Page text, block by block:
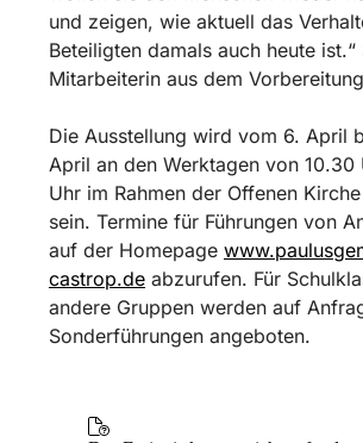
und zeigen, wie aktuell das
Beteiligten damals auch heute ist.“
Mitarbeiterin aus dem
Die Ausstellung wird vom 6. April
April an den Werktagen von 10.30
Uhr im Rahmen der Offenen
sein. Termine für Führungen von
auf der Homepage
castrop.de abzurufen. Für
andere Gruppen werden auf
Sonderführungen angeboten.